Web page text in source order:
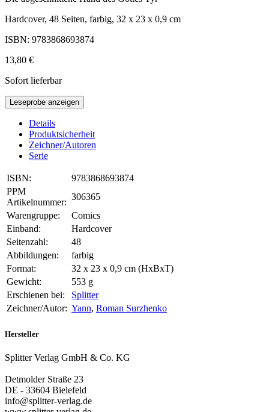
Hardcover, 48 Seiten, farbig, 32 x 23 x 0,9 cm
ISBN: 9783868693874
13,80 €
Sofort lieferbar
Leseprobe anzeigen
Details
Produktsicherheit
Zeichner/Autoren
Serie
ISBN:
9783868693874
PPM
Artikelnummer:
306365
Warengruppe:
Comics
Einband:
Hardcover
Seitenzahl:
48
Abbildungen:
farbig
Format:
32 x 23 x 0,9 cm (HxBxT)
Gewicht:
553 g
Erschienen bei:
Splitter
Zeichner/Autor: Yann, Roman Surzhenko
Hersteller
Splitter Verlag GmbH & Co. KG
Detmolder Straße 23
DE - 33604 Bielefeld
info@splitter-verlag.de